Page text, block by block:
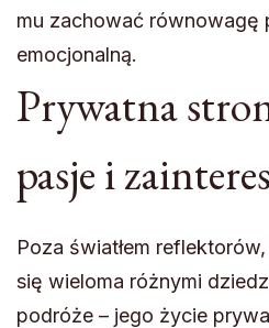
mu zachować równowagę
emocjonalną.
Prywatna
pasje i
Poza światłem
się wieloma różnymi
podróże – jego życie